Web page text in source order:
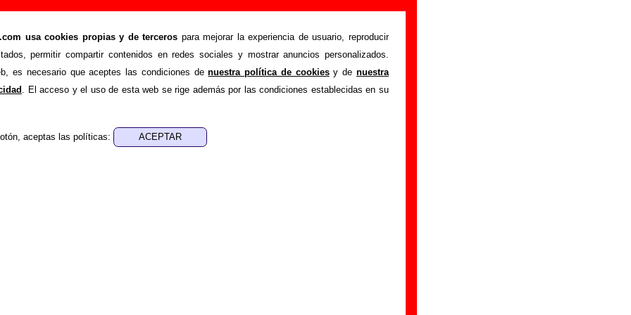
usa cookies propias y de terceros para mejorar la experiencia de usuario, reproducir
permitir compartir contenidos en redes sociales y mostrar anuncios personalizados.
es necesario que aceptes las condiciones denuestra política de cookiesy denuestra
. El acceso y el uso de esta web se rige además por las condiciones establecidas en su
aceptas las políticas:
#”, canción de Xabel Vegas y Las Uvas De La Ira (Letra e
y Las Uvas De La Ira >Canciones >Plan núm. # 3 #
recopilar todo tipo de información sobre la canción "Plan núm. # 3 #
sobre versiones a cargo de otros grupos... Si encuentras errores o tienes